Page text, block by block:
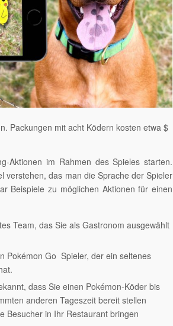
Packungen mit acht Ködern kosten etwa $
Aktionen im Rahmen des Spieles starten.
verstehen, das man die Sprache der Spieler
Beispiele zu möglichen Aktionen für einen
Team, das Sie als Gastronom ausgewählt
Pokémon Go Spieler, der ein seltenes
dass Sie einen Pokémon-Köder bis
anderen Tageszeit bereit stellen
Besucher in Ihr Restaurant bringen